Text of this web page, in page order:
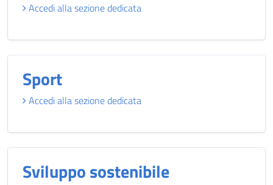
Accedi alla sezione dedicata
Sport
Accedi alla sezione dedicata
Sviluppo sostenibile